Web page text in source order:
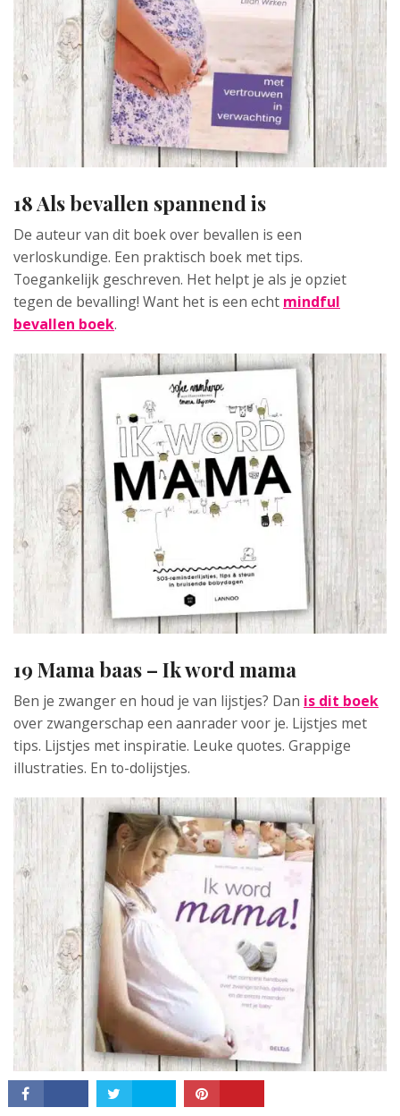
CONNECT
18 Als bevallen spannend is
De auteur van dit boek over bevallen is een
verloskundige. Een praktisch boek met tips.
Toegankelijk geschreven. Het helpt je als je opziet
tegen de bevalling! Want het is een echt mindful
bevallen boek.
19 Mama baas – Ik word mama
Ben je zwanger en houd je van lijstjes? Dan is dit boek
over zwangerschap een aanrader voor je. Lijstjes met
tips. Lijstjes met inspiratie. Leuke quotes. Grappige
illustraties. En to-dolijstjes.